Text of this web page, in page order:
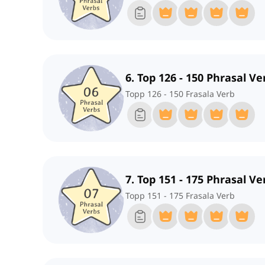
6. Top 126 - 150 Phrasal
Topp 126 - 150 Frasala Verb
7. Top 151 - 175 Phrasal
Topp 151 - 175 Frasala Verb